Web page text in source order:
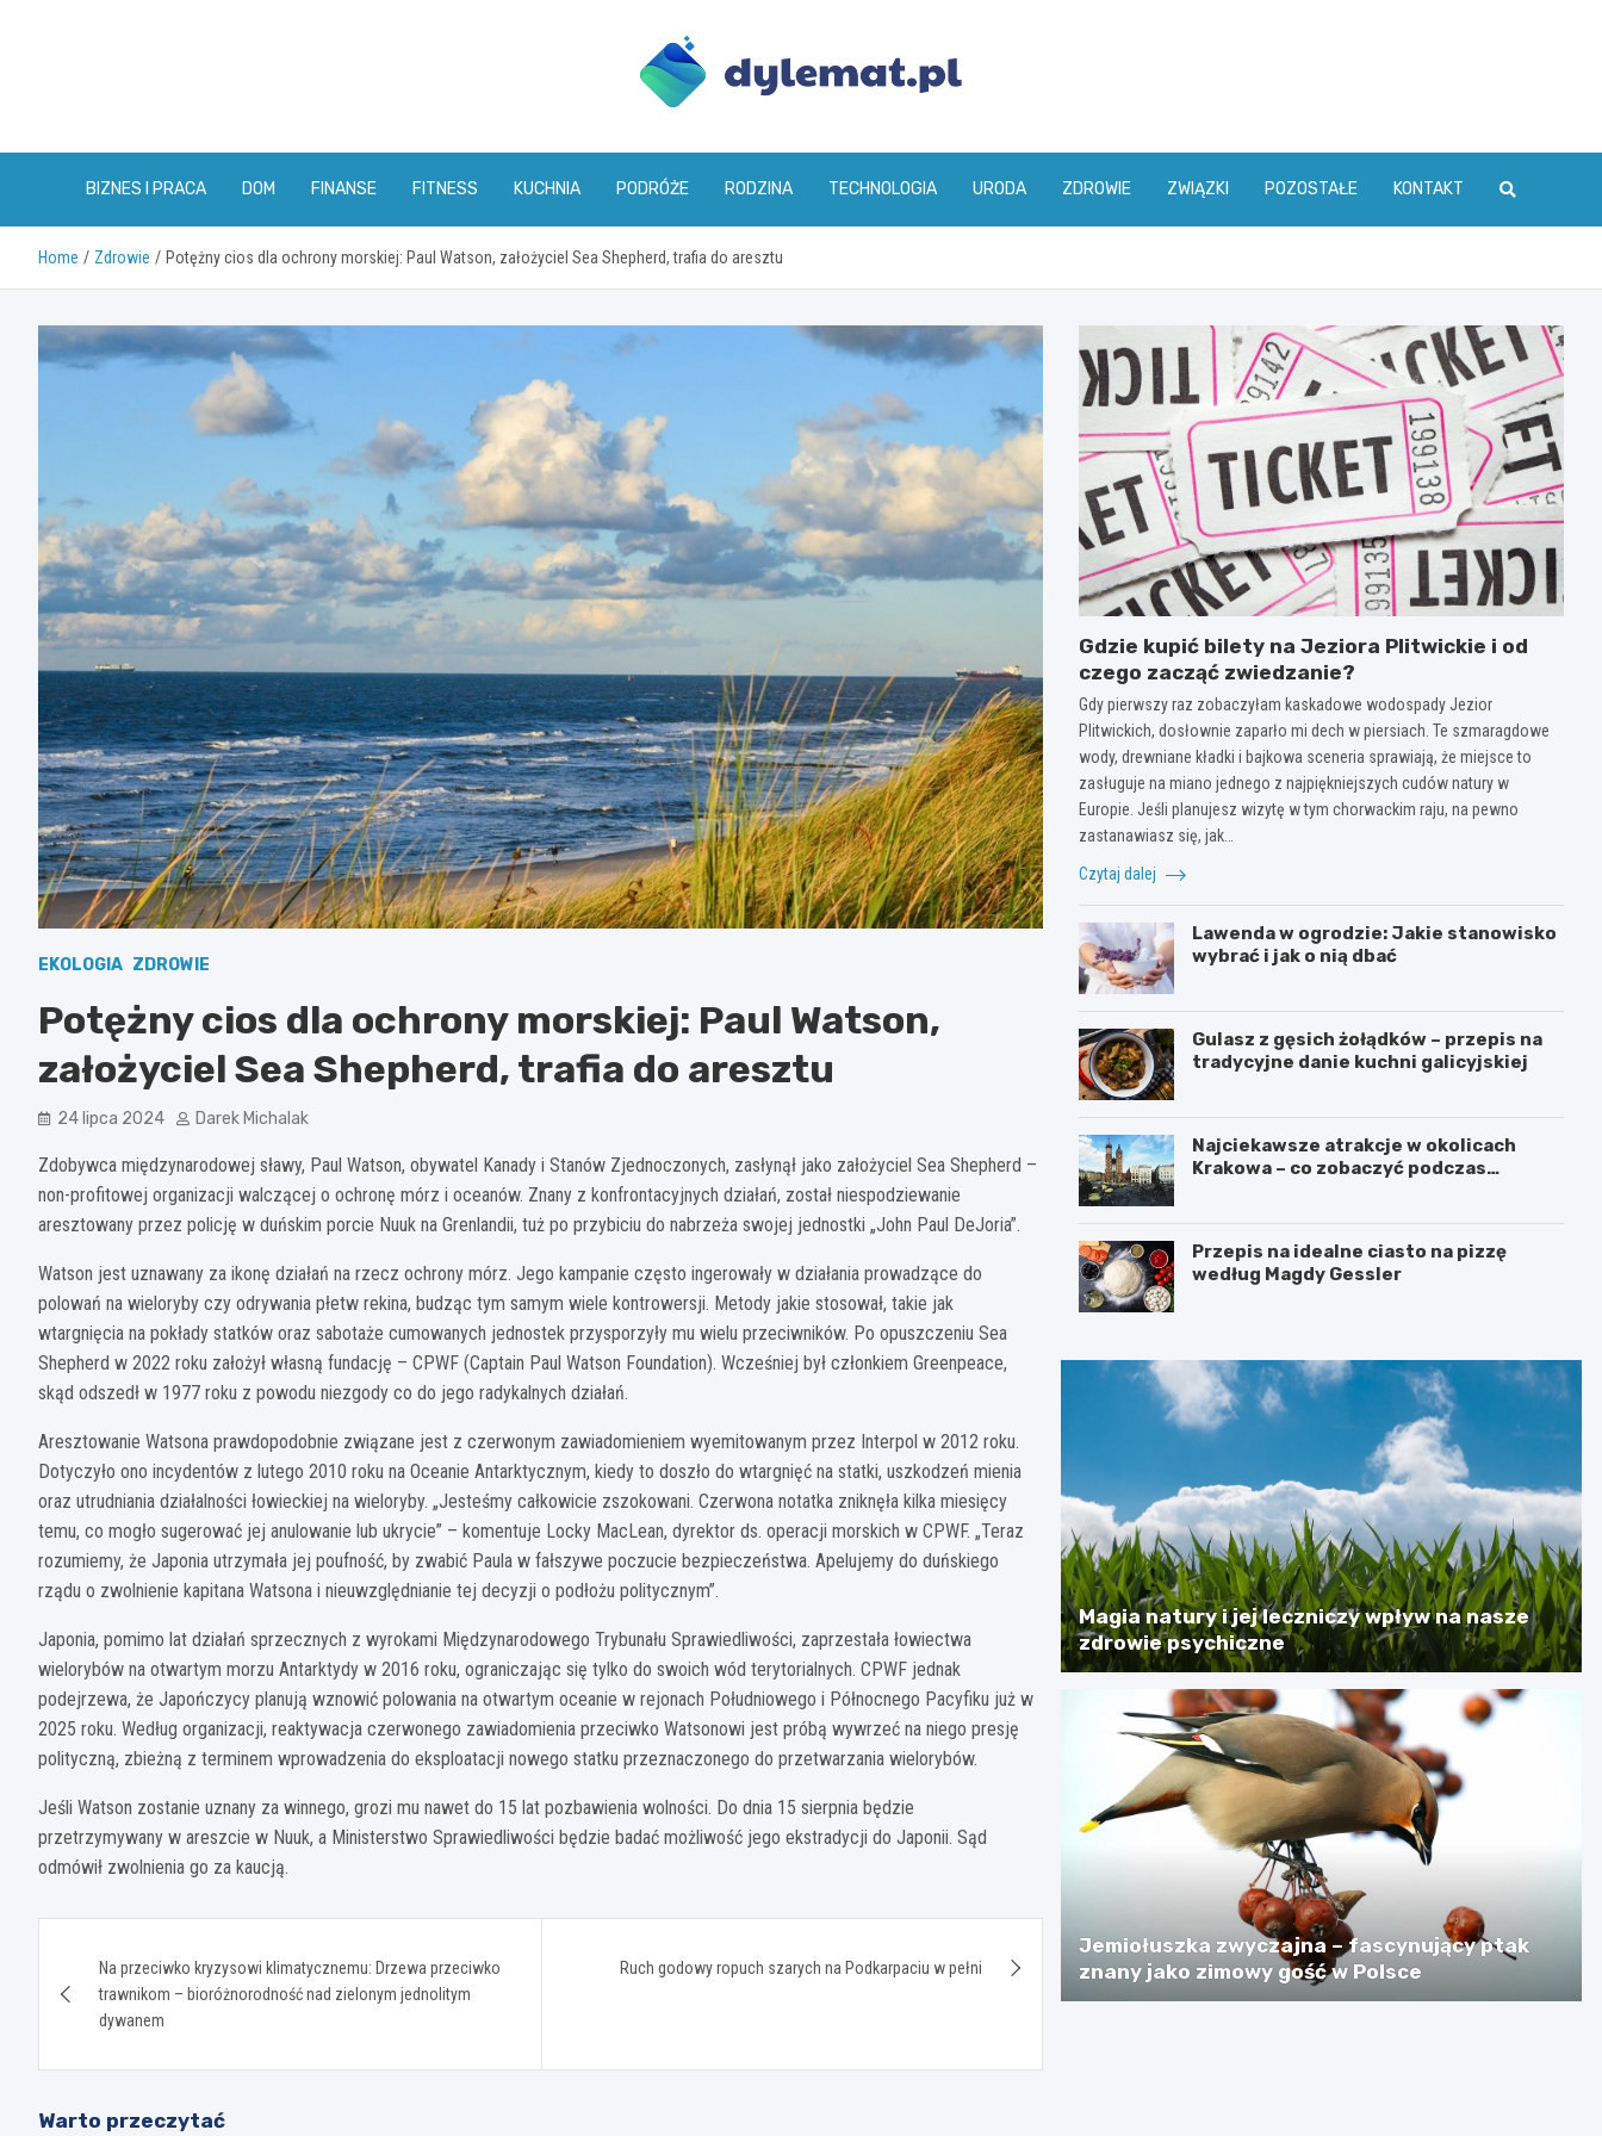
dylemat.pl
BIZNES I PRACA DOM FINANSE FITNESS KUCHNIA PODRÓŻE RODZINA TECHNOLOGIA URODA ZDROWIE ZWIĄZKI POZOSTAŁE KONTAKT
Home Zdrowie Potężny cios dla ochrony morskiej: Paul Watson, założyciel Sea Shepherd, trafia do aresztu
EKOLOGIA ZDROWIE
Potężny cios dla ochrony morskiej: Paul Watson,
założyciel Sea Shepherd, trafia do aresztu
24 lipca 2024 Darek Michalak
Zdobywca międzynarodowej sławy, Paul Watson, obywatel Kanady i Stanów Zjednoczonych, zasłynął jako założyciel Sea Shepherd –
non-profitowej organizacji walczącej o ochronę mórz i oceanów. Znany z konfrontacyjnych działań, został niespodziewanie
aresztowany przez policję w duńskim porcie Nuuk na Grenlandii, tuż po przybiciu do nabrzeża swojej jednostki „John Paul DeJoria”.
Watson jest uznawany za ikonę działań na rzecz ochrony mórz. Jego kampanie często ingerowały w działania prowadzące do
polowań na wieloryby czy odrywania płetw rekina, budząc tym samym wiele kontrowersji. Metody jakie stosował, takie jak
wtargnięcia na pokłady statków oraz sabotaże cumowanych jednostek przysporzyły mu wielu przeciwników. Po opuszczeniu Sea
Shepherd w 2022 roku założył własną fundację – CPWF (Captain Paul Watson Foundation). Wcześniej był członkiem Greenpeace,
skąd odszedł w 1977 roku z powodu niezgody co do jego radykalnych działań.
Aresztowanie Watsona prawdopodobnie związane jest z czerwonym zawiadomieniem wyemitowanym przez Interpol w 2012 roku.
Dotyczyło ono incydentów z lutego 2010 roku na Oceanie Antarktycznym, kiedy to doszło do wtargnięć na statki, uszkodzeń mienia
oraz utrudniania działalności łowieckiej na wieloryby. „Jesteśmy całkowicie zszokowani. Czerwona notatka zniknęła kilka miesięcy
temu, co mogło sugerować jej anulowanie lub ukrycie” – komentuje Locky MacLean, dyrektor ds. operacji morskich w CPWF. „Teraz
rozumiemy, że Japonia utrzymała jej poufność, by zwabić Paula w fałszywe poczucie bezpieczeństwa. Apelujemy do duńskiego
rządu o zwolnienie kapitana Watsona i nieuwzględnianie tej decyzji o podłożu politycznym”.
Japonia, pomimo lat działań sprzecznych z wyrokami Międzynarodowego Trybunału Sprawiedliwości, zaprzestała łowiectwa
wielorybów na otwartym morzu Antarktydy w 2016 roku, ograniczając się tylko do swoich wód terytorialnych. CPWF jednak
podejrzewa, że Japończycy planują wznowić polowania na otwartym oceanie w rejonach Południowego i Północnego Pacyfiku już w
2025 roku. Według organizacji, reaktywacja czerwonego zawiadomienia przeciwko Watsonowi jest próbą wywrzeć na niego presję
polityczną, zbieżną z terminem wprowadzenia do eksploatacji nowego statku przeznaczonego do przetwarzania wielorybów.
Jeśli Watson zostanie uznany za winnego, grozi mu nawet do 15 lat pozbawienia wolności. Do dnia 15 sierpnia będzie
przetrzymywany w areszcie w Nuuk, a Ministerstwo Sprawiedliwości będzie badać możliwość jego ekstradycji do Japonii. Sąd
odmówił zwolnienia go za kaucją.
wpisuNa przeciwko kryzysowi klimatycznemu: Drzewa przeciwko
trawnikom – bioróżnorodność nad zielonym jednolitym
dywanem
Ruch godowy ropuch szarych na Podkarpaciu w pełni
Gdzie kupić bilety na Jeziora Plitwickie i od
czego zacząć zwiedzanie?
Gdy pierwszy raz zobaczyłam kaskadowe wodospady Jezior
Plitwickich, dosłownie zaparło mi dech w piersiach. Te szmaragdowe
wody, drewniane kładki i bajkowa sceneria sprawiają, że miejsce to
zasługuje na miano jednego z najpiękniejszych cudów natury w
Europie. Jeśli planujesz wizytę w tym chorwackim raju, na pewno
zastanawiasz się, jak…
Czytaj dalej
Lawenda w ogrodzie: Jakie stanowisko
wybrać i jak o nią dbać
Gulasz z gęsich żołądków – przepis na
tradycyjne danie kuchni galicyjskiej
Najciekawsze atrakcje w okolicach
Krakowa – co zobaczyć podczas
Przepis na idealne ciasto na pizzę
według Magdy Gessler
Magia natury i jej leczniczy wpływ na nasze
zdrowie psychiczne
Jemiołuszka zwyczajna – fascynujący ptak
znany jako zimowy gość w Polsce
Warto przeczytać